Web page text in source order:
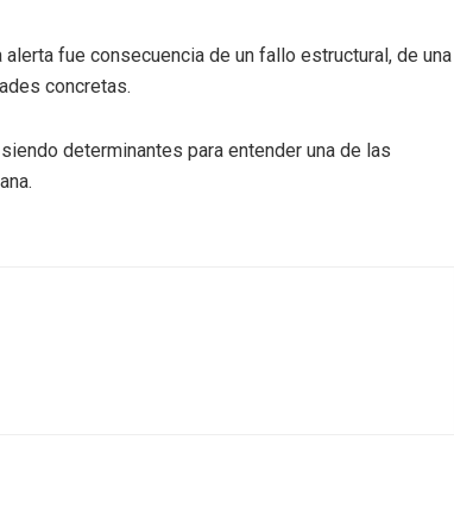
fue consecuencia de un fallo estructural, de una
concretas.
determinantes para entender una de las